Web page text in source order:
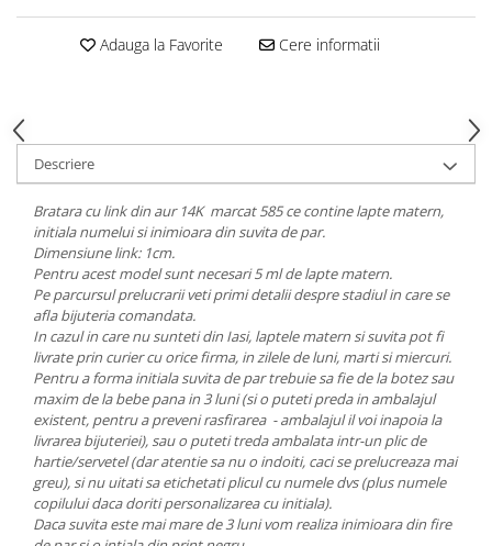
Adauga la Favorite Cere informatii
Descriere
Bratara cu link din aur 14K marcat 585 ce contine lapte matern,
initiala numelui si inimioara din suvita de par.
Dimensiune link: 1cm.
Pentru acest model sunt necesari 5 ml de lapte matern.
Pe parcursul prelucrarii veti primi detalii despre stadiul in care se
afla bijuteria comandata.
In cazul in care nu sunteti din Iasi, laptele matern si suvita pot fi
livrate prin curier cu orice firma, in zilele de luni, marti si miercuri.
Pentru a forma initiala suvita de par trebuie sa fie de la botez sau
maxim de la bebe pana in 3 luni (si o puteti preda in ambalajul
existent, pentru a preveni rasfirarea - ambalajul il voi inapoia la
livrarea bijuteriei), sau o puteti treda ambalata intr-un plic de
hartie/servetel (dar atentie sa nu o indoiti, caci se prelucreaza mai
greu), si nu uitati sa etichetati plicul cu numele dvs (plus numele
copilului daca doriti personalizarea cu initiala).
Daca suvita este mai mare de 3 luni vom realiza inimioara din fire